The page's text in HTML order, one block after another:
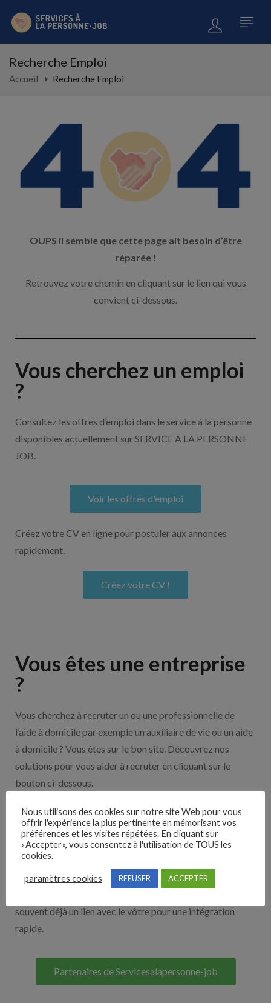
Recherche Emploi
Accueil Recherche Emploi
OUPS il semble que cette page ait besoin d’être
réparée !
Retrouvez votre chemin en cliquant sur le lien qui vous
convient ci-dessous.
Vous cherchez un emploi
?
Consultez les offres d’emploi dans le service à la personne
disponibles actuellement sur SERVICE A LA PERSONNE
JOB.
Voir les offres d'emploi
Créez votre CV en ligne pour postuler aux annonces
rapidement.
Créez votre CV !
Vous êtes une entreprise
?
Vous cherchez à recruter un ou une professionnelle de
l’aide à domicile par exemple un auxiliaire de vie ou un aide
à domicile ? Vous êtes sur le bon site. Découvrez nos
solutions pour vous aider à recruter en cliquant sur le
bouton ci-dessous.
Nos solutions entreprises
Découvrez nos partenaires ! Moteurs de recherches,
multidiffuseurs, sites payant… nombreux sont nos
souvent déjà un lien avec le vôtre pour une intégration
rapide.
Partenaires de Servicesalapersonne-job
Nous utilisons des cookies sur notre site Web pour vous
offrir l'expérience la plus pertinente en mémorisant vos
préférences et les visites répétées. En cliquant sur
«Accepter», vous consentez à l'utilisation de TOUS les
cookies.
paramètres cookies REFUSER ACCEPTER